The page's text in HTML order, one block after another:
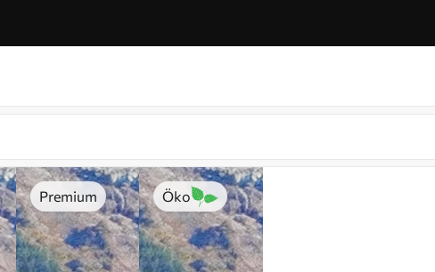
Premium Öko